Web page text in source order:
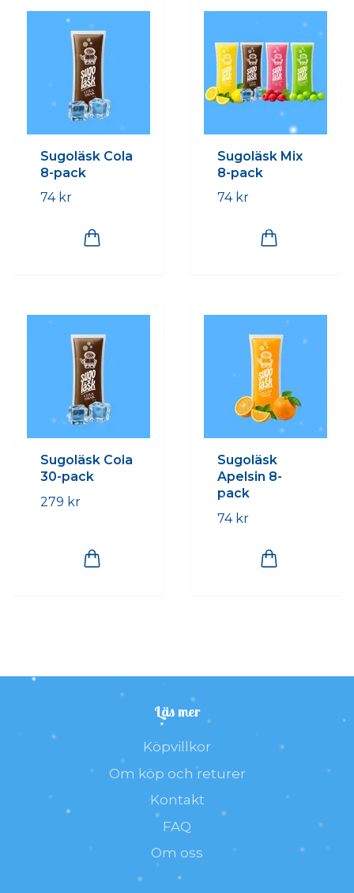
Sugoläsk Cola
8-pack
74 kr
Sugoläsk Mix
8-pack
74 kr
Sugoläsk Cola
30-pack
279 kr
Sugoläsk
Apelsin 8-
pack
74 kr
Läs mer
Köpvillkor
Om köp och returer
Kontakt
FAQ
Om oss